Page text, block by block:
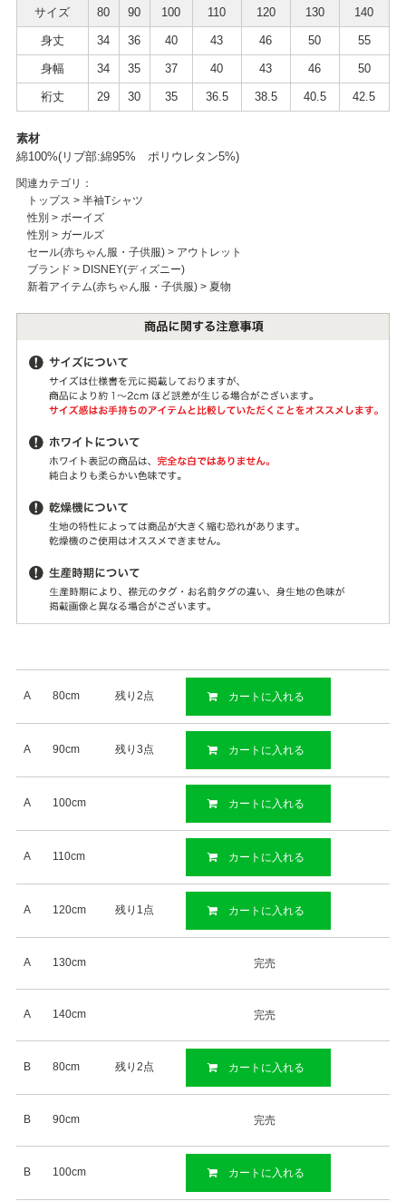
サイズ 80 90 100 110 120 130 140
身丈 34 36 40 43 46 50 55
身幅 34 35 37 40 43 46 50
裄丈 29 30 35 36.5 38.5 40.5 42.5
素材
綿100%(リブ部:綿95% ポリウレタン5%)
関連カテゴリ：
トップス > 半袖Tシャツ
性別 > ボーイズ
性別 > ガールズ
セール(赤ちゃん服・子供服)> アウトレット
ブランド > DISNEY(ディズニー)
新着アイテム(赤ちゃん服・子供服)> 夏物
A 80cm 残り2点 カートに入れる
A 90cm 残り3点 カートに入れる
A 100cm カートに入れる
A 110cm カートに入れる
A 120cm 残り1点 カートに入れる
A 130cm 完売
A 140cm 完売
B 80cm 残り2点 カートに入れる
B 90cm 完売
B 100cm カートに入れる